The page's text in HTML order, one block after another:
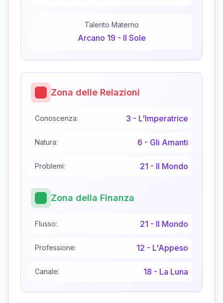
Talento Materno
Arcano 19 - Il Sole
Zona delle Relazioni
Conoscenza: 3 - L'Imperatrice
Natura: 6 - Gli Amanti
Problemi: 21 - Il Mondo
Zona della Finanza
Flusso: 21 - Il Mondo
Professione: 12 - L'Appeso
Canale: 18 - La Luna